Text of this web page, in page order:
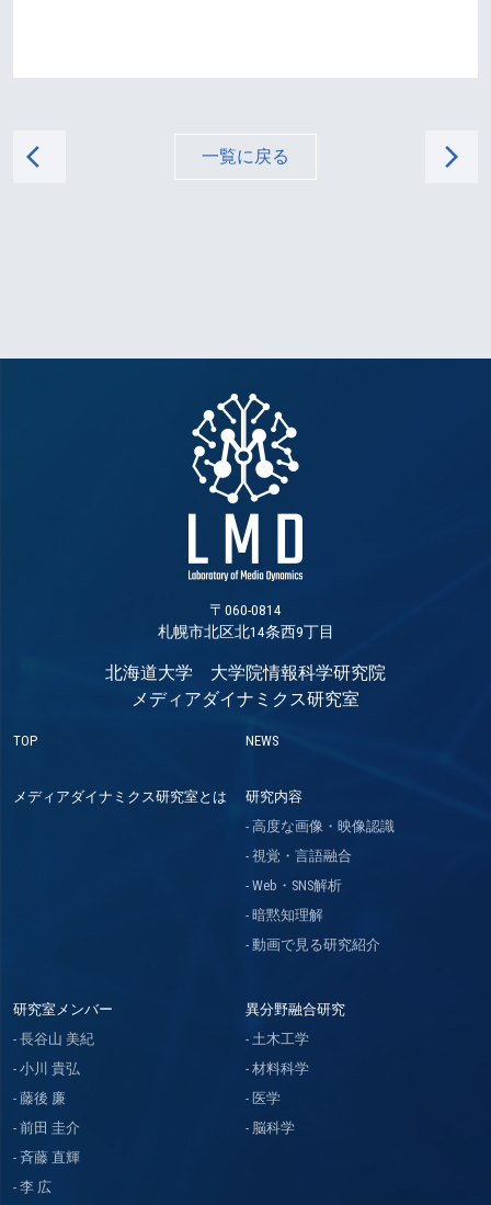
arrow_back_ios 一覧に戻る arrow_forward_ios
〒060-0814
札幌市北区北14条西9丁目
北海道大学 大学院情報科学研究院
メディアダイナミクス研究室
TOP NEWS
メディアダイナミクス研究室とは
研究内容
高度な画像・映像認識
視覚・言語融合
Web・SNS解析
暗黙知理解
動画で見る研究紹介
研究室メンバー
長谷山 美紀
小川 貴弘
藤後 廉
前田 圭介
斉藤 直輝
李 広
異分野融合研究
土木工学
材料科学
医学
脳科学